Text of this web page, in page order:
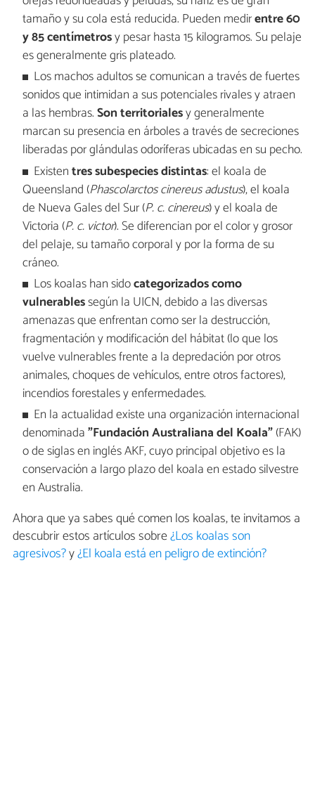
tamaño y su cola está reducida. Pueden medirentre 60
y 85 centímetrosy pesar hasta 15 kilogramos. Su pelaje
es generalmente gris plateado.
Los machos adultos se comunican a través de fuertes
sonidos que intimidan a sus potenciales rivales y atraen
a las hembras.Son territorialesy generalmente
marcan su presencia en árboles a través de secreciones
liberadas por glándulas odoríferas ubicadas en su pecho.
Existentres subespecies distintas: el koala de
Queensland (Phascolarctos cinereus adustus), el koala
de Nueva Gales del Sur (P. c. cinereus) y el koala de
Victoria (P. c. victor). Se diferencian por el color y grosor
del pelaje, su tamaño corporal y por la forma de su
cráneo.
Los koalas han sidocategorizados como
vulnerablessegún la UICN, debido a las diversas
amenazas que enfrentan como ser la destrucción,
fragmentación y modificación del hábitat (lo que los
vuelve vulnerables frente a la depredación por otros
animales, choques de vehículos, entre otros factores),
incendios forestales y enfermedades.
En la actualidad existe una organización internacional
denominada"Fundación Australiana del Koala"(FAK)
o de siglas en inglés AKF, cuyo principal objetivo es la
conservación a largo plazo del koala en estado silvestre
en Australia.
Ahora que ya sabes qué comen los koalas, te invitamos a
descubrir estos artículos sobre¿Los koalas son
agresivos?y¿El koala está en peligro de extinción?